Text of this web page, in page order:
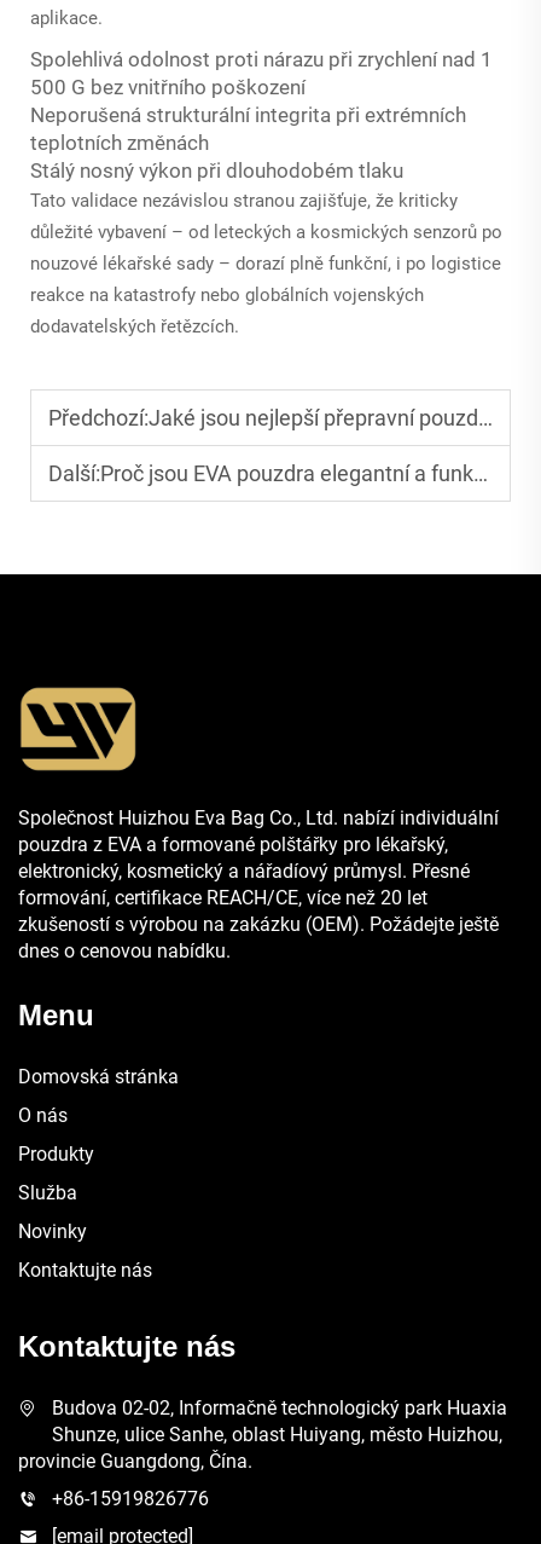
aplikace.
Spolehlivá odolnost proti nárazu při zrychlení nad 1
500 G bez vnitřního poškození
Neporušená strukturální integrita při extrémních
teplotních změnách
Stálý nosný výkon při dlouhodobém tlaku
Tato validace nezávislou stranou zajišťuje, že kriticky
důležité vybavení – od leteckých a kosmických senzorů po
nouzové lékařské sady – dorazí plně funkční, i po logistice
reakce na katastrofy nebo globálních vojenských
dodavatelských řetězcích.
Předchozí:Jaké jsou nejlepší přepravní pouzdra z EVA
Další:Proč jsou EVA pouzdra elegantní a funkční
Společnost Huizhou Eva Bag Co., Ltd. nabízí individuální
pouzdra z EVA a formované polštářky pro lékařský,
elektronický, kosmetický a nářadíový průmysl. Přesné
formování, certifikace REACH/CE, více než 20 let
zkušeností s výrobou na zakázku (OEM). Požádejte ještě
dnes o cenovou nabídku.
Menu
Domovská stránka
O nás
Produkty
Služba
Novinky
Kontaktujte nás
Kontaktujte nás
Budova 02-02, Informačně technologický park Huaxia
Shunze, ulice Sanhe, oblast Huiyang, město Huizhou,
provincie Guangdong, Čína.
+86-15919826776
[email protected]